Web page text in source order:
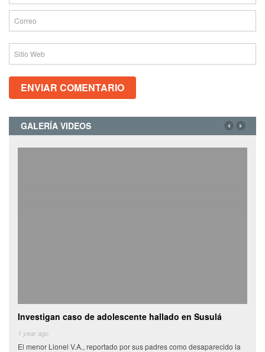
GALERÍA VIDEOS
Investigan caso de adolescente hallado en Susulá
1 year ago
El menor Lionel V.A., reportado por sus padres como desaparecido la